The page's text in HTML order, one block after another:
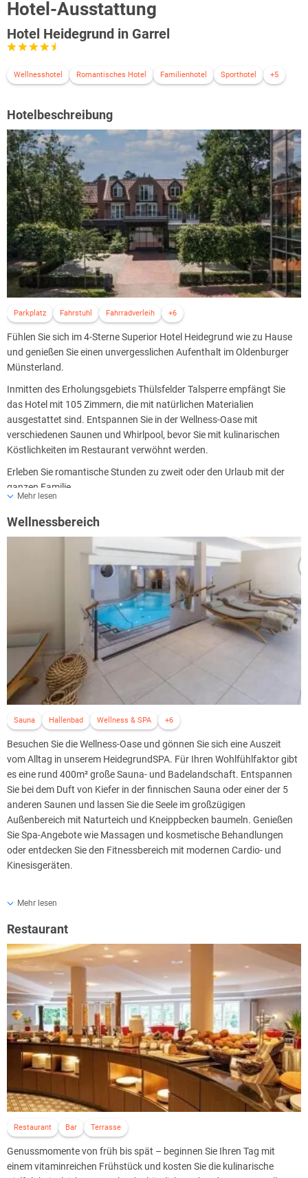
Hotel-Ausstattung
Hotel Heidegrund in Garrel
Wellnesshotel Romantisches Hotel Familienhotel Sporthotel +5
Hotelbeschreibung
Parkplatz Fahrstuhl Fahrradverleih +6
Fühlen Sie sich im 4-Sterne Superior Hotel Heidegrund wie zu Hause
und genießen Sie einen unvergesslichen Aufenthalt im Oldenburger
Münsterland.
Inmitten des Erholungsgebiets Thülsfelder Talsperre empfängt Sie
das Hotel mit 105 Zimmern, die mit natürlichen Materialien
ausgestattet sind. Entspannen Sie in der Wellness-Oase mit
verschiedenen Saunen und Whirlpool, bevor Sie mit kulinarischen
Köstlichkeiten im Restaurant verwöhnt werden.
Erleben Sie romantische Stunden zu zweit oder den Urlaub mit der
ganzen Familie.
Mehr lesen
Wellnessbereich
Sauna Hallenbad Wellness & SPA +6
Besuchen Sie die Wellness-Oase und gönnen Sie sich eine Auszeit
vom Alltag in unserem HeidegrundSPA. Für Ihren Wohlfühlfaktor gibt
es eine rund 400m² große Sauna- und Badelandschaft. Entspannen
Sie bei dem Duft von Kiefer in der finnischen Sauna oder einer der 5
anderen Saunen und lassen Sie die Seele im großzügigen
Außenbereich mit Naturteich und Kneippbecken baumeln. Genießen
Sie Spa-Angebote wie Massagen und kosmetische Behandlungen
oder entdecken Sie den Fitnessbereich mit modernen Cardio- und
Kinesisgeräten.
Wellness mit Kindern
Kinder können echte Wasserratten sein. Im HeidegrundSPA geht es
hauptsächlich um Ruhe und Erholung. Aus diesem Grund bittet das
Hotelteam um Verständnis und um Rücksicht, dass das
HeidegrundSPA für Gäste unter 15 Jahren nur bis 15 Uhr in
Begleitung der Eltern geöffnet ist.
Mehr lesen
Restaurant
Restaurant Bar Terrasse
Genussmomente von früh bis spät – beginnen Sie Ihren Tag mit
einem vitaminreichen Frühstück und kosten Sie die kulinarische